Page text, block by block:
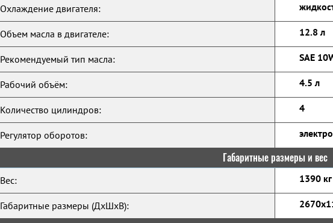
Охлаждение двигателя:
Объем масла в двигателе: 12.8 л
Рекомендуемый тип масла: SAE
Рабочий объём: 4.5 л
Количество цилиндров: 4
Регулятор оборотов:
Габаритные размеры и вес
Вес: 1390 кг
Габаритные размеры (ДхШхВ):